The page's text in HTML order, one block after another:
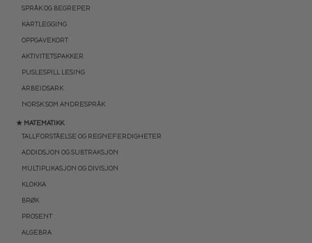
SPRÅK OG BEGREPER
KARTLEGGING
OPPGAVEKORT
AKTIVITETSPAKKER
PUSLESPILL LESING
ARBEIDSARK
NORSK SOM ANDRESPRÅK
★ MATEMATIKK
TALLFORSTÅELSE OG REGNEFERDIGHETER
ADDIDSJON OG SUBTRAKSJON
MULTIPLIKASJON OG DIVISJON
KLOKKA
BRØK
PROSENT
ALGEBRA